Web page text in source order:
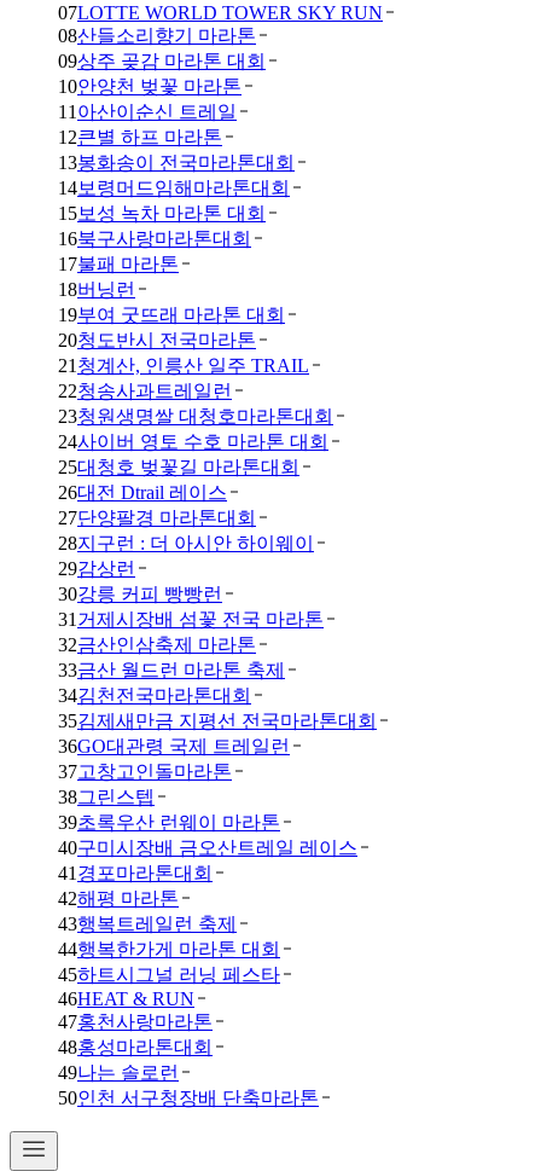
07LOTTE WORLD TOWER SKY RUN
08산들소리향기 마라톤
09상주 곶감 마라톤 대회
10안양천 벚꽃 마라톤
11 아산이순신 트레일
12큰별 하프 마라톤
13봉화송이 전국마라톤대회
14보령머드임해마라톤대회
15보성 녹차 마라톤 대회
16북구사랑마라톤대회
17불패 마라톤
18버닝런
19부여 굿뜨래 마라톤 대회
20청도반시 전국마라톤
21 청계산, 인릉산 일주 TRAIL
22청송사과트레일런
23청원생명쌀 대청호마라톤대회
24사이버 영토 수호 마라톤 대회
25대청호 벚꽃길 마라톤대회
26대전 Dtrail 레이스
27단양팔경 마라톤대회
28지구런 : 더 아시안 하이웨이
29감상런
30강릉 커피 빵빵런
31 거제시장배 섬꽃 전국 마라톤
32금산인삼축제 마라톤
33금산 월드런 마라톤 축제
34김천전국마라톤대회
35김제새만금 지평선 전국마라톤대회
36GO대관령 국제 트레일런
37고창고인돌마라톤
38그린스텝
39초록우산 런웨이 마라톤
40구미시장배 금오산트레일 레이스
41 경포마라톤대회
42해평 마라톤
43행복트레일런 축제
44행복한가게 마라톤 대회
45하트시그널 러닝 페스타
46HEAT & RUN
47홍천사랑마라톤
48홍성마라톤대회
49나는 솔로런
50인천 서구청장배 단축마라톤